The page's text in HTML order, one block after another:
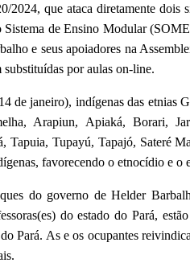
2024, que ataca diretamente dois
Sistema de Ensino Modular
e seus apoiadores na
substituídas por aulas on-line.
de janeiro), indígenas das etnias
Arapiun, Apiaká, Borari,
Tapuia, Tupayú, Tapajó, Sateré
favorecendo o etnocídio e o
do governo de Helder
do estado do Pará,
Pará. As e os ocupantes